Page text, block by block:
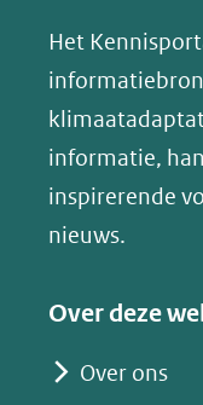
Het
informatie,
inspirerende
nieuws.
Over deze
Over ons